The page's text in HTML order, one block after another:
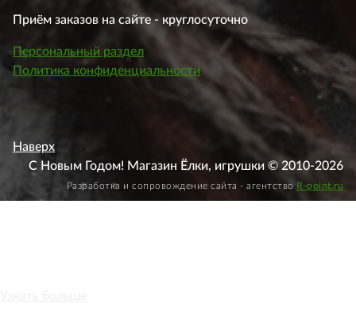
Приём заказов на сайте - круглосуточно
Персональный раздел
Политика конфиденциальности
Наверх
С Новым Годом! Магазин Ёлки, игрушки © 2010-2026
Разработка и сопровождение сайта - агентство R-point.ru